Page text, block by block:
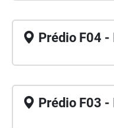
Prédio F04 -
Prédio F03